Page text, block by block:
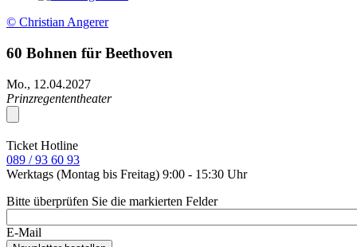
© Christian Angerer
60 Bohnen für Beethoven
Mo., 12.04.2027
Prinzregententheater
Ticket Hotline
089 / 93 60 93
Werktags (Montag bis Freitag) 9:00 - 15:30 Uhr
Bitte überprüfen Sie die markierten Felder
E-Mail